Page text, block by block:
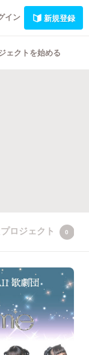
イン 新規登録
ェクトを始める
ロジェクト 0